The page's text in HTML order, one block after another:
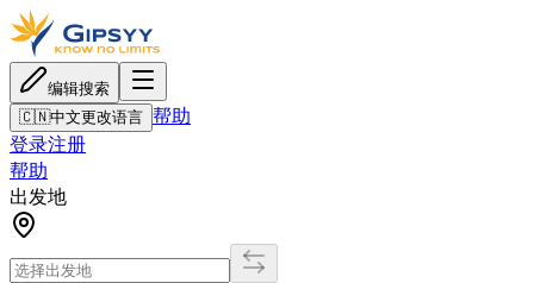
编辑搜索
🇨🇳中文更改语言 帮助
登录注册
帮助
出发地